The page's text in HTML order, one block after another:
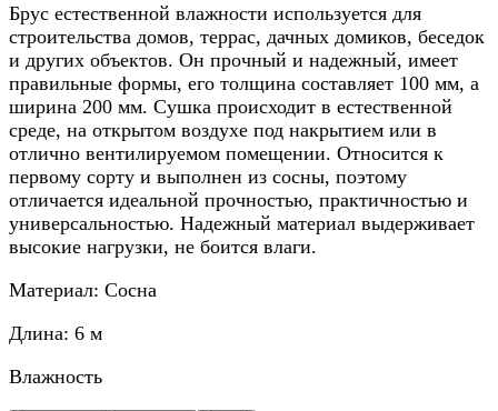
Брус естественной влажности используется для
строительства домов, террас, дачных домиков, беседок
и других объектов. Он прочный и надежный, имеет
правильные формы, его толщина составляет 100 мм, а
ширина 200 мм. Сушка происходит в естественной
среде, на открытом воздухе под накрытием или в
отлично вентилируемом помещении. Относится к
первому сорту и выполнен из сосны, поэтому
отличается идеальной прочностью, практичностью и
универсальностью. Надежный материал выдерживает
высокие нагрузки, не боится влаги.
Материал: Сосна
Длина: 6 м
Влажность